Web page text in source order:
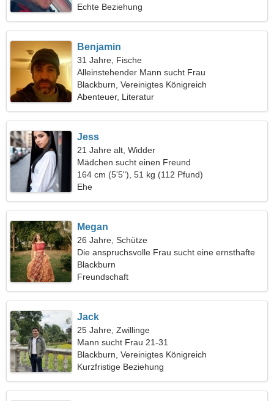
Echte Beziehung
Benjamin
31 Jahre, Fische
Alleinstehender Mann sucht Frau
Blackburn, Vereinigtes Königreich
Abenteuer, Literatur
Jess
21 Jahre alt, Widder
Mädchen sucht einen Freund
164 cm (5'5"), 51 kg (112 Pfund)
Ehe
Megan
26 Jahre, Schütze
Die anspruchsvolle Frau sucht eine ernsthafte
Beziehung
Blackburn
Freundschaft
Jack
25 Jahre, Zwillinge
Mann sucht Frau 21-31
Blackburn, Vereinigtes Königreich
Kurzfristige Beziehung